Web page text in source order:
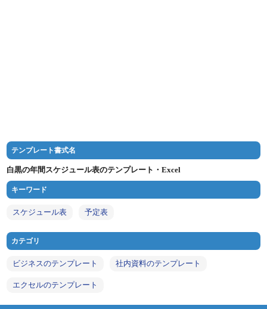
テンプレート書式名
白黒の年間スケジュール表のテンプレート・Excel
キーワード
スケジュール表 予定表
カテゴリ
ビジネスのテンプレート 社内資料のテンプレート
エクセルのテンプレート